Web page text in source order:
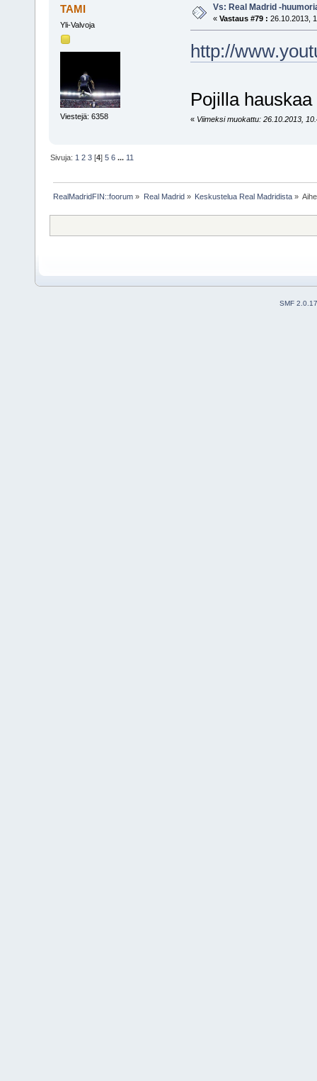
TAMI
Yli-Valvoja
Viestejä: 6358
Vs: Real Madrid -
« Vastaus #79 : 26.10.2013,
http://
Pojilla
« Viimeksi muokattu: 26.10.2013,
Sivuja: 1 2 3 [4]5 6 ... 11
RealMadridFIN::foorum » Real Madrid» Keskustelua Real Madridista»
SMF 2.0.17